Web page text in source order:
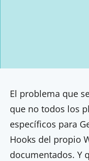
El problema que
que no todos los
específicos para
Hooks del propio
documentados. Y